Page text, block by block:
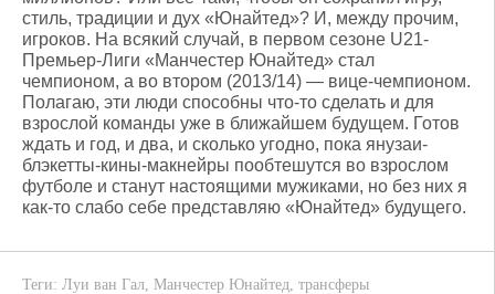
стиль, традиции и дух «Юнайтед»? И, между прочим,
игроков. На всякий случай, в первом сезоне U21-
Премьер-Лиги «Манчестер Юнайтед» стал
чемпионом, а во втором (2013/14) — вице-чемпионом.
Полагаю, эти люди способны что-то сделать и для
взрослой команды уже в ближайшем будущем. Готов
ждать и год, и два, и сколько угодно, пока янузаи-
блэкетты-кины-макнейры пообтешутся во взрослом
футболе и станут настоящими мужиками, но без них я
как-то слабо себе представляю «Юнайтед» будущего.
Теги: Луи ван Гал, Манчестер Юнайтед, трансферы